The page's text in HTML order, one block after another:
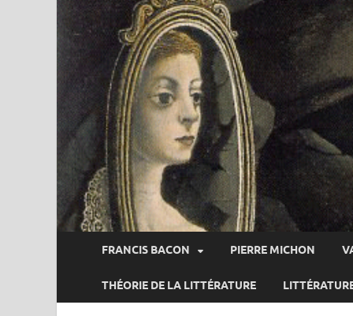
FRANCIS BACON PIERRE MICHON
THÉORIE DE LA LITTÉRATURE